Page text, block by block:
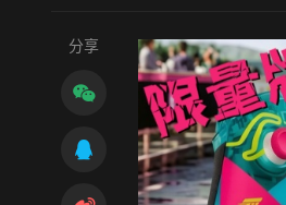
分享